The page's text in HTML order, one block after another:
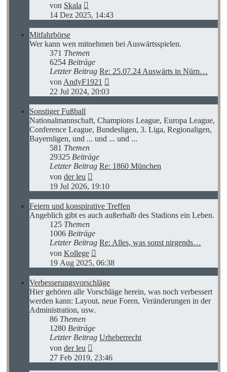
von Skala
Beitrag
14 Dez 2025, 14:43
Mitfahrbörse
Wer kann wen mitnehmen bei Auswärtsspielen.
371 Themen
6254 Beiträge
Letzter Beitrag Re: 25.07.24 Auswärts in Nürn…
von AndyF1921
22 Jul 2024, 20:03
Sonstiger Fußball
Nationalmannschaft, Champions League, Europa League,
Conference League, Bundesligen, 3. Liga, Regionaligen,
Bayernligen, und ... und ... und ...
581 Themen
29325 Beiträge
Letzter Beitrag Re: 1860 München
von der leu
Beitrag
19 Jul 2026, 19:10
Feiern und konspirative Treffen
Angeblich gibt es auch außerhalb des Stadions ein Leben.
125 Themen
1006 Beiträge
Letzter Beitrag Re: Alles, was sonst nirgends…
von Kollege
Beitrag
19 Aug 2025, 06:38
Verbesserungsvorschläge
Hier gehören alle Vorschläge herein, was noch verbessert
werden kann: Layout, neue Foren, Veränderungen in der
Administration, usw.
86 Themen
1280 Beiträge
Letzter Beitrag Urheberrecht
von der leu
Beitrag
27 Feb 2019, 23:46